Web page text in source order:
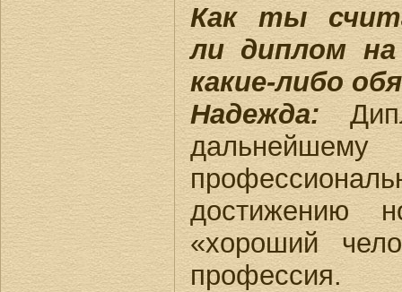
Как ты
ли диплом на
какие-либо
Надежда:
достижению
«хороший
профессия.